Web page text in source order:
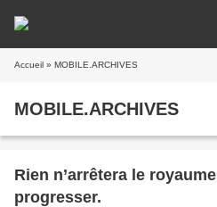
Accueil » MOBILE.ARCHIVES
MOBILE.ARCHIVES
Rien n’arrêtera le royaume de Dieu de
progresser.